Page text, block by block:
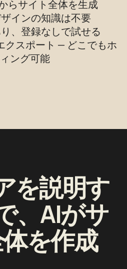
らサイト全体を生成
インの知識は不要
、登録なしで試せる
クスポート — どこでもホ
ング可能
を説明す
、AIがサ
を作成